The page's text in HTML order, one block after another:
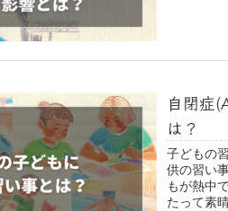
の子ども
自閉症
は？
子どもの
供の習い
もが熱中
たって素